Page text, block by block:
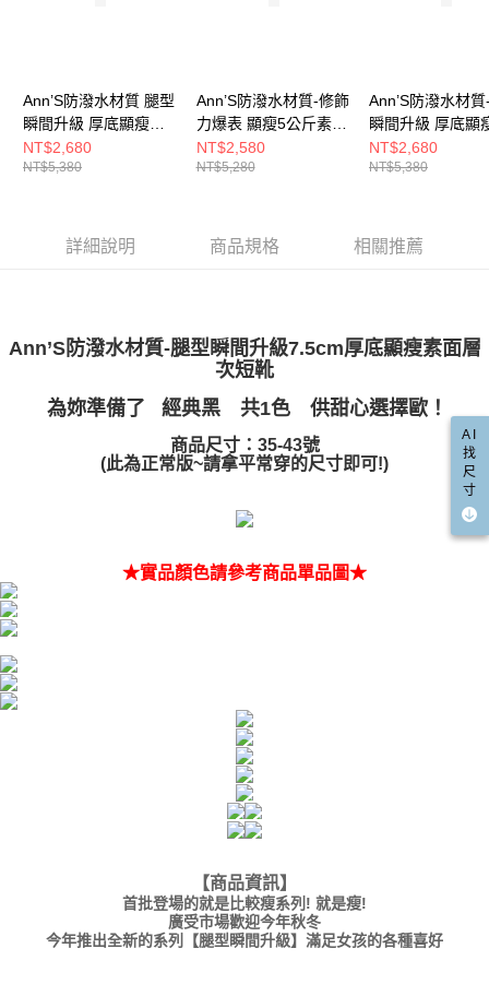
【注意事項】
1.本服務係由「台灣大哥大股份有限公司」（以下簡稱本公司）所提供，讓
用戶於交易時，得透過本服務購買商品或服務，並由商店將買賣／分期付款
買賣價金債權讓與本公司後，依約使用本公司帳單繳交帳款。
2.基於同意付款使用「大哥付你分期」之契約關係目的，商店將以您的個人
ATM／網路銀行／等多元方式進行付款，方視為交易完成。
※ 請注意：結帳手續完成當下不需立刻繳費，但若您需要取消訂單，請聯絡
購買商品的店家。未經商家同意取消之訂單仍視為有效，需透過AFTEE先享
後付繳納相關費用。
【注意事項】
２．關於個人資料處理事宜，請瀏覽以下網址：
https://aftee.tw/terms/#terms3
３．未成年的使用者請事先徵得法定代理人或監護人之同意方可使用
「AFTEE先享後付」，若未經同意申辦者引起之損失，本公司不負相關責
任。
４．使用「AFTEE先享後付」時，將依據個別帳號之用戶狀況，依本公司即
時審查核予不同之上限額度；若仍有額度不足之情形，本公司將視審查結果
請求用戶進行身份認證。
恩沛科技股份有限公司將有權停止該用戶之使用額度並採取法律行動。
萊爾富付款取貨
每筆NT$100，滿NT$999(含以上)免運費
7-11付款取貨
每筆NT$100，滿NT$999(含以上)免運費
每筆NT$100，滿NT$999(含以上)免運費
國家/地區配送(非順豐配送，勿填寫順豐智能櫃地址) 查看運費
查看運費
Ann’S防潑水材質 腿型
瞬間升級 厚底顯瘦綁
帶短靴7.5cm-黑
NT$2,680
NT$5,380
Ann’S防潑水材質-修飾
力爆表 顯瘦5公斤素面
厚底短靴7.5cm-黑
NT$2,580
NT$5,280
Ann’S防潑水材
瞬間升級 厚底顯
線切爾西短靴
NT$2,680
NT$5,380
詳細說明 商品規格 相關推薦
Ann’S防潑水材質-腿型瞬間升級7.5cm厚底顯瘦素面層
次短靴
為妳準備了 經典黑
共1色 供甜心選擇歐！
商品尺寸：35-43號
(此為正常版~請拿平常穿的尺寸即可!)
★實品顏色請參考商品單品圖★
【商品資訊】
首批登場的就是比較瘦系列! 就是瘦!
廣受市場歡迎今年秋冬
今年推出全新的系列【腿型瞬間升級】滿足女孩的各種喜好
AI
找
尺
寸